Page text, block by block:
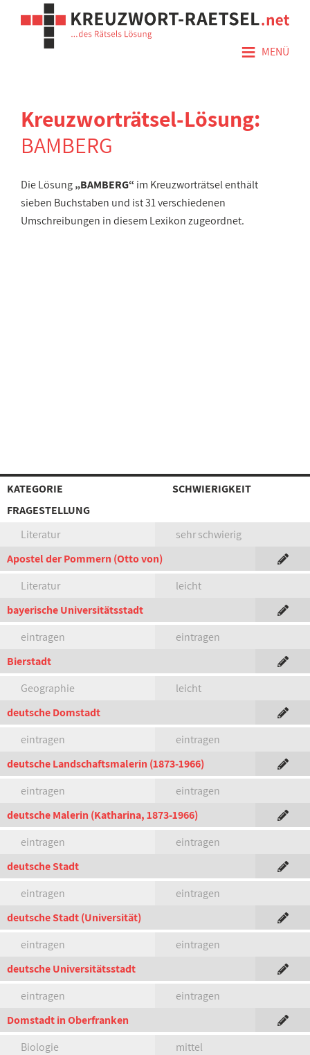
≡ MENÜ
Kreuzworträtsel-Lösung:
BAMBERG
Die Lösung„BAMBERG“ im Kreuzworträtsel enthält
sieben Buchstaben und ist 31 verschiedenen
Umschreibungen in diesem Lexikon zugeordnet.
KATEGORIE
SCHWIERIGKEIT
FRAGESTELLUNG
Literatur
sehr schwierig
Apostel der Pommern (Otto von)
Literatur
leicht
bayerische Universitätsstadt
eintragen
eintragen
Bierstadt
Geographie
leicht
deutsche Domstadt
eintragen
eintragen
deutsche Landschaftsmalerin (1873-1966)
eintragen
eintragen
deutsche Malerin (Katharina, 1873-1966)
eintragen
eintragen
deutsche Stadt
eintragen
eintragen
deutsche Stadt (Universität)
eintragen
eintragen
deutsche Universitätsstadt
eintragen
eintragen
Domstadt in Oberfranken
Biologie
mittel